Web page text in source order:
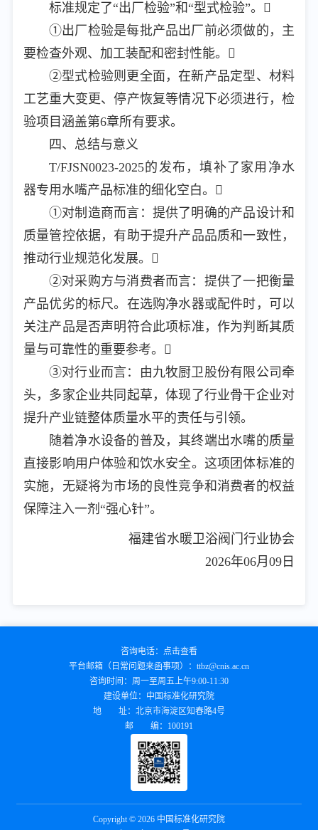
标准规定了“出厂检验”和“型式检验”。
①出厂检验是每批产品出厂前必须做的，主
要检查外观、加工装配和密封性能。
②型式检验则更全面，在新产品定型、材料
工艺重大变更、停产恢复等情况下必须进行，检
验项目涵盖第6章所有要求。
四、总结与意义
T/FJSN0023-2025的发布，填补了家用净水
器专用水嘴产品标准的细化空白。
①对制造商而言：提供了明确的产品设计和
质量管控依据，有助于提升产品品质和一致性，
推动行业规范化发展。
②对采购方与消费者而言：提供了一把衡量
产品优劣的标尺。在选购净水器或配件时，可以
关注产品是否声明符合此项标准，作为判断其质
量与可靠性的重要参考。
③对行业而言：由九牧厨卫股份有限公司牵
头，多家企业共同起草，体现了行业骨干企业对
提升产业链整体质量水平的责任与引领。
随着净水设备的普及，其终端出水嘴的质量
直接影响用户体验和饮水安全。这项团体标准的
实施，无疑将为市场的良性竞争和消费者的权益
保障注入一剂“强心针”。
福建省水暖卫浴阀门行业协会
2026年06月09日
建设单位： 中国标准化研究院
地 址： 北京市海淀区知春路4号
邮 编： 100191
咨询电话： 点击查看
平台邮箱（日常问题来函事项）： ttbz@cnis.ac.cn
咨询时间： 周一至周五上午9:00-11:30
Copyright © 2026 中国标准化研究院